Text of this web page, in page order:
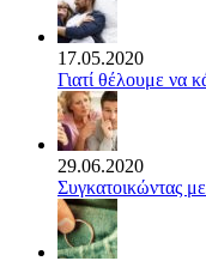
17.05.2020
Γιατί θέλουμε να
29.06.2020
Συγκατοικώντας